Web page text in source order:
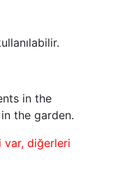
in the
the garden.
var, diğerleri